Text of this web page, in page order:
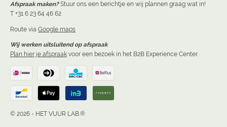
Afspraak maken? Stuur ons een berichtje en wij plannen graag wat in!
T +31 6 23 64 46 62
Route via Google maps
Wij werken uitsluitend op afspraak
Plan hier je afspraak voor een bezoek in het B2B Experience Center.
© 2026 - HET VUUR LAB.®